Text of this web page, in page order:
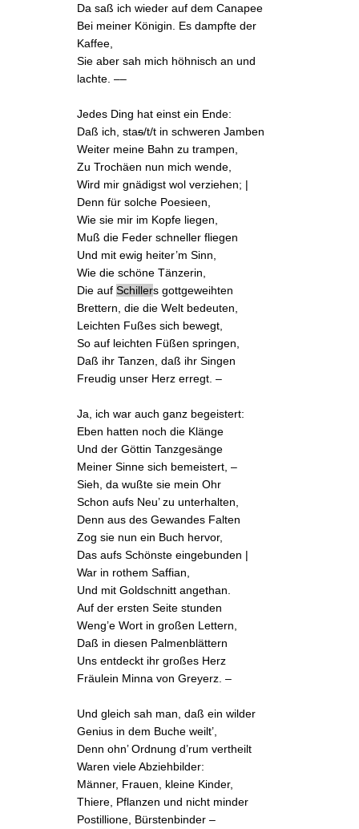
Da saß ich wieder auf dem Canapee
Bei meiner Königin. Es dampfte der
Kaffee,
Sie aber sah mich höhnisch an und
lachte. ––
Jedes Ding hat einst ein Ende:
Daß ich, stas/t/t in schwerenJamben
Weiter meine Bahn zutrampen
ZuTrochäen nun mich wende,
Wird mir gnädigst wol verziehen; |
Denn für solche Poesieen,
Wie sie mir im Kopfe liegen,
Muß die Feder schneller fliegen
Und mit ewig heiter’m Sinn,
Wie die schöne Tänzerin,
Die aufSchillers gottgeweihten
Brettern, die die Welt bedeuten,
Leichten Fußes sich bewegt,
So auf leichten Füßen springen,
Daß ihr Tanzen, daß ihr Singen
Freudig unser Herz erregt. –
Ja, ich war auch ganz begeistert:
Eben hatten noch die Klänge
Und der Göttin Tanzgesänge
Meiner Sinne sich bemeistert, –
Sieh, da wußte sie mein Ohr
Schon aufs Neu’ zu unterhalten,
Denn aus des Gewandes Falten
Zog sie nun ein Buch hervor,
Das aufs Schönste eingebunden |
War in rothemSaffian
Und mit Goldschnitt angethan.
Auf der ersten Seite stunden
Weng’e Wort in großen Lettern,
Daß in diesen Palmenblättern
Uns entdeckt ihr großes Herz
Fräulein Minna von Greyerz. –
Und gleich sah man, daß ein wilder
Genius in dem Buche weilt’,
Denn ohn’ Ordnung d’rum vertheilt
Waren viele Abziehbilder:
Männer, Frauen, kleine Kinder,
Thiere, Pflanzen und nicht minder
Postillione Bürstenbinder –